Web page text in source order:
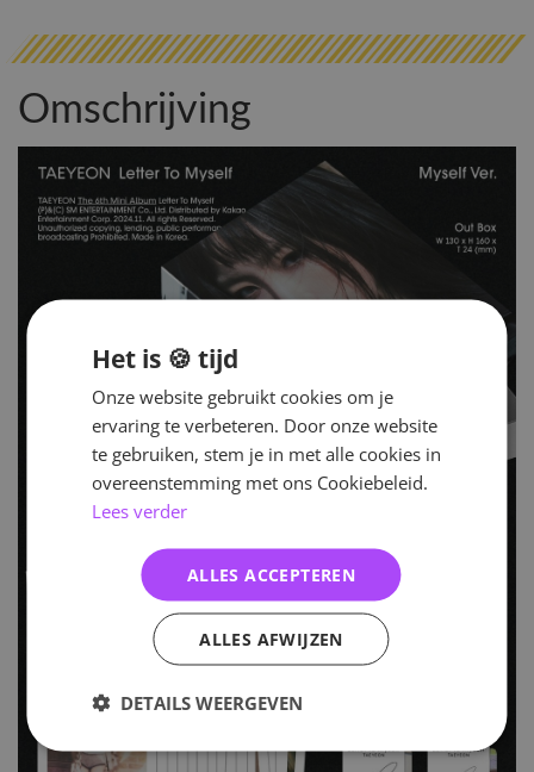
Omschrijving
Het is 🍪 tijd
Onze website gebruikt cookies om je
ervaring te verbeteren. Door onze website
te gebruiken, stem je in met alle cookies in
overeenstemming met ons Cookiebeleid.
Lees verder
ALLES ACCEPTEREN
ALLES AFWIJZEN
DETAILS WEERGEVEN